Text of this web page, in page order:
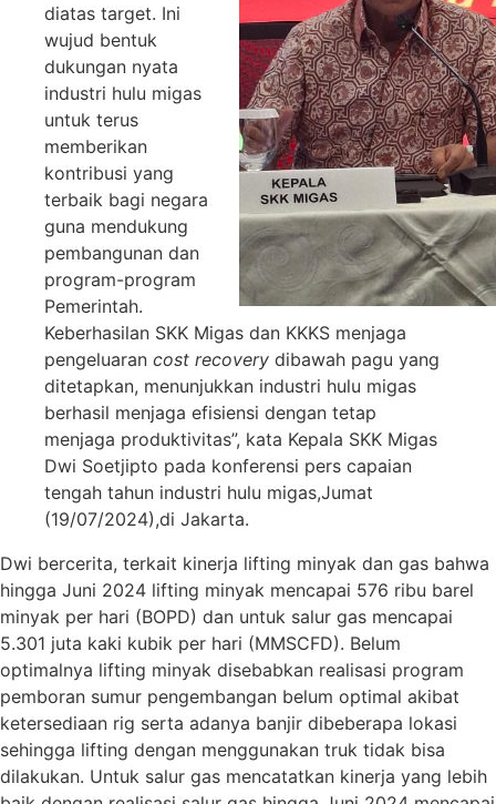
diatas target. Ini
wujud bentuk
dukungan nyata
industri hulu migas
untuk terus
memberikan
kontribusi yang
terbaik bagi negara
guna mendukung
pembangunan dan
program-program
Pemerintah.
Keberhasilan SKK Migas dan KKKS menjaga
pengeluaran cost recovery dibawah pagu yang
ditetapkan, menunjukkan industri hulu migas
berhasil menjaga efisiensi dengan tetap
menjaga produktivitas”, kata Kepala SKK Migas
Dwi Soetjipto pada konferensi pers capaian
tengah tahun industri hulu migas,Jumat
(19/07/2024),di Jakarta.
Dwi bercerita, terkait kinerja lifting minyak dan gas bahwa
hingga Juni 2024 lifting minyak mencapai 576 ribu barel
minyak per hari (BOPD) dan untuk salur gas mencapai
5.301 juta kaki kubik per hari (MMSCFD). Belum
optimalnya lifting minyak disebabkan realisasi program
pemboran sumur pengembangan belum optimal akibat
ketersediaan rig serta adanya banjir dibeberapa lokasi
sehingga lifting dengan menggunakan truk tidak bisa
dilakukan. Untuk salur gas mencatatkan kinerja yang lebih